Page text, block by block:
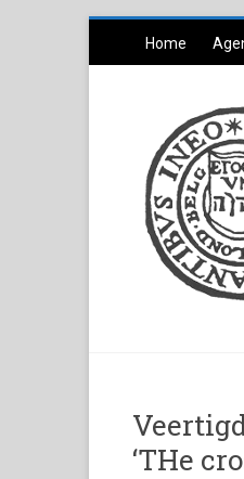
inhoud
Home
‘THe